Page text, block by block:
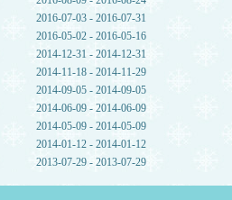
2016-07-03 - 2016-07-31
2016-05-02 - 2016-05-16
2014-12-31 - 2014-12-31
2014-11-18 - 2014-11-29
2014-09-05 - 2014-09-05
2014-06-09 - 2014-06-09
2014-05-09 - 2014-05-09
2014-01-12 - 2014-01-12
2013-07-29 - 2013-07-29